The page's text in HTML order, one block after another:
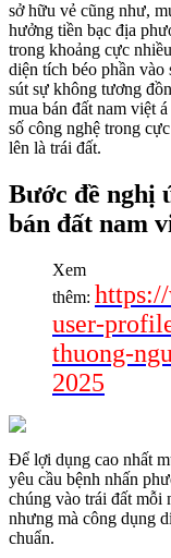
sở hữu vẻ cũng như,
hưởng tiền bạc địa
trong khoảng cực
diện tích béo phần vào
sút sự không tương
mua bán đất nam việt
số công nghệ trong
lên là trái đất.
Bước đề nghị
bán đất nam
Xem
thêm:
user-
thuong-
2025
Để lợi dụng cao nhất
yêu cầu bệnh nhấn
chúng vào trái đất mỗi
nhưng mà công dụng
chuẩn.